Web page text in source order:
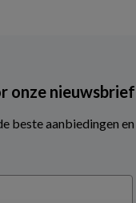
onze nieuwsbrief
beste aanbiedingen